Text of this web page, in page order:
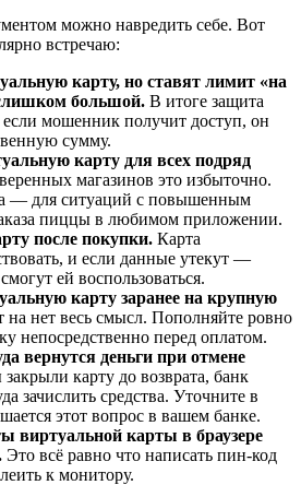
можно навредить себе. Вот
встречаю:
карту, но ставят лимит «на
большой. В итоге защита
мошенник получит доступ, он
сумму.
карту для всех подряд
магазинов это избыточно.
— для ситуаций с повышенным
пиццы в любимом приложении.
после покупки. Карта
и если данные утекут —
ей воспользоваться.
карту заранее на крупную
на нет весь смысл. Пополняйте ровно
непосредственно перед оплатом.
вернутся деньги при отмене
карту до возврата, банк
зачислить средства. Уточните в
этот вопрос в вашем банке.
виртуальной карты в браузере
Это всё равно что написать пин-код
к монитору.